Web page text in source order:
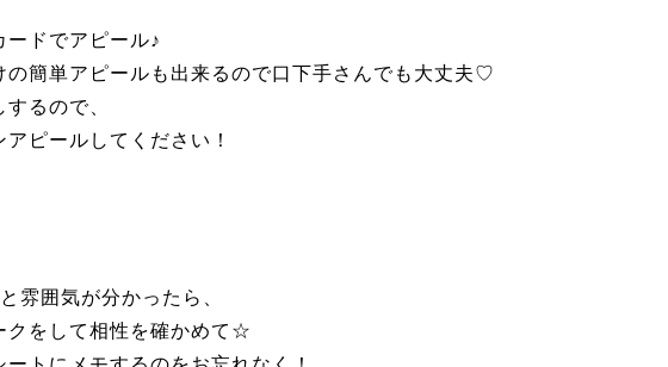
ドでアピール♪
の簡単アピールも出来るので口下手さんでも大丈夫♡
るので、
ピールしてください！
雰囲気が分かったら、
クをして相性を確かめて☆